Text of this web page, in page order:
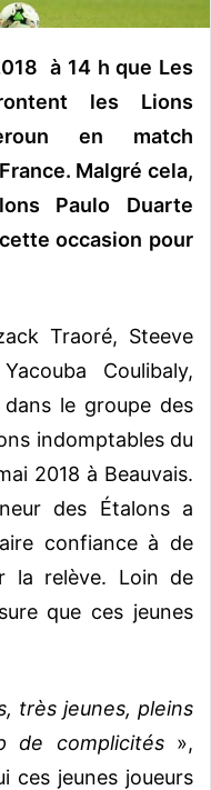
à 14 h que Les
les Lions
en match
Malgré cela,
Paulo Duarte
occasion pour
Traoré, Steeve
Coulibaly,
le groupe des
indomptables du
2018 à Beauvais.
des Étalons a
confiance à de
la relève. Loin de
que ces jeunes
très jeunes, pleins
de complicités»,
ces jeunes joueurs